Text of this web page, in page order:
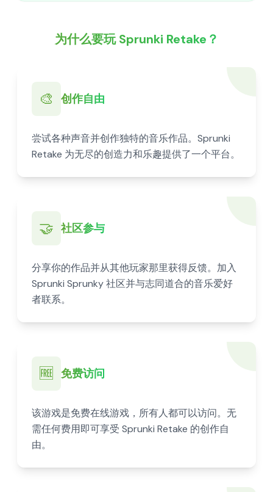
为什么要玩 Sprunki Retake？
🎨 创作自由
尝试各种声音并创作独特的音乐作品。Sprunki
Retake 为无尽的创造力和乐趣提供了一个平台。
🤝 社区参与
分享你的作品并从其他玩家那里获得反馈。加入
Sprunki Sprunky 社区并与志同道合的音乐爱好
者联系。
🆓 免费访问
该游戏是免费在线游戏，所有人都可以访问。无
需任何费用即可享受 Sprunki Retake 的创作自
由。